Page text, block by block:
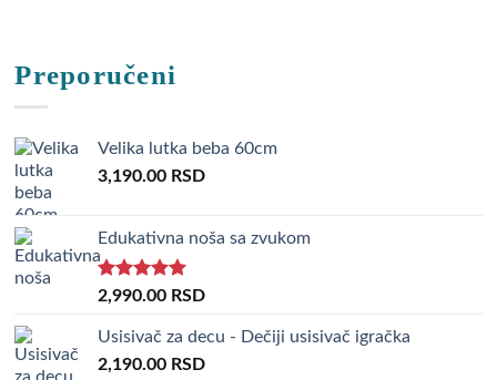
Preporučeni
Velika lutka beba 60cm
3,190.00 RSD
Edukativna noša sa zvukom
Rated5.00
2,990.00 RSD
Usisivač za decu - Dečiji usisivač igračka
2,190.00 RSD